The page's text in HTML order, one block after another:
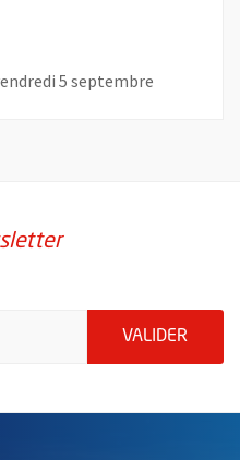
5 septembre
VALIDER